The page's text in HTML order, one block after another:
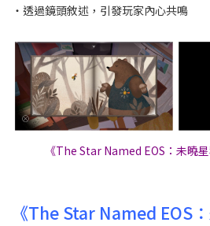
・透過鏡頭敘述，引發玩家內心共鳴
《The Star Named EOS：未曉
《The Star Named EOS